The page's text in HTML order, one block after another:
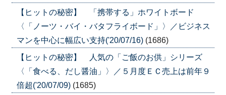
【ヒットの秘密】 「携帯する」ホワイトボード
〈「ノーツ・バイ・バタフライボード」〉／ビジネス
マンを中心に幅広い支持('20/07/16) (1686)
【ヒットの秘密】 人気の「ご飯のお供」シリーズ
〈「食べる、だし醤油」〉／５月度ＥＣ売上は前年９
倍超('20/07/09) (1685)